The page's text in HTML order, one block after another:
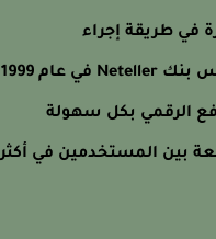
في طريقة إجراء
المعاملات المالية عبر الإنترنت. تأسس بنك Neteller في عام 1999
الرقمي بكل سهولة
المستخدمين في أكثر